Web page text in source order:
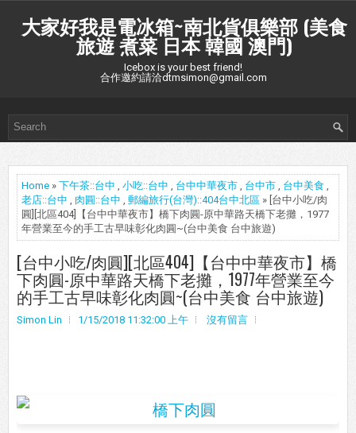
大家好我是電冰箱~南北貨俱樂部 (美食
旅遊 煮菜 日本 韓國 澳門)
Icebox is your best friend!
合作邀約請洽dtmsimon@gmail.com
Home » 下午茶::台中 , 小吃::台中 , 台中中華夜市 , 台中市 , 台中美食 ,
老店::台中 , 肉圓::台中 , 郵編旅行(台灣)::404台中北區 » [台中小吃/肉
圓][北區404]【台中中華夜市】橋下肉圓-原中華路天橋下老攤，1977
年營業至今的手工古早味彰化肉圓~(台中美食 台中旅遊)
[台中小吃/肉圓][北區404]【台中中華夜市】橋
下肉圓-原中華路天橋下老攤，1977年營業至今
的手工古早味彰化肉圓~(台中美食 台中旅遊)
Simon Lin 1/15/2018 11:32:00 上午 沒有留言